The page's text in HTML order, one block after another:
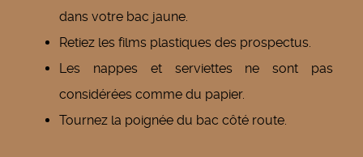
dans votre bac jaune.
Retiez les films plastiques des prospectus.
Les nappes et serviettes ne sont pas
considérées comme du papier.
Tournez la poignée du bac côté route.